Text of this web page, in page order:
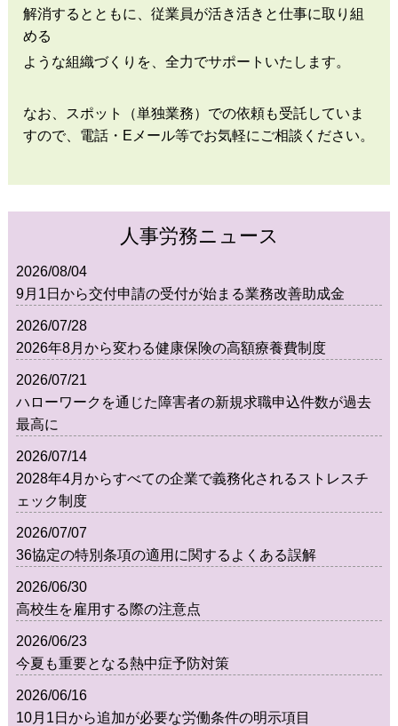
解消するとともに、従業員が活き活きと仕事に取り組
める
ような組織づくりを、全力でサポートいたします。
なお、スポット（単独業務）での依頼も受託していま
すので、電話・Eメール等でお気軽にご相談ください。
人事労務ニュース
2026/08/04
9月1日から交付申請の受付が始まる業務改善助成金
2026/07/28
2026年8月から変わる健康保険の高額療養費制度
2026/07/21
ハローワークを通じた障害者の新規求職申込件数が過去
最高に
2026/07/14
2028年4月からすべての企業で義務化されるストレスチ
ェック制度
2026/07/07
36協定の特別条項の適用に関するよくある誤解
2026/06/30
高校生を雇用する際の注意点
2026/06/23
今夏も重要となる熱中症予防対策
2026/06/16
10月1日から追加が必要な労働条件の明示項目